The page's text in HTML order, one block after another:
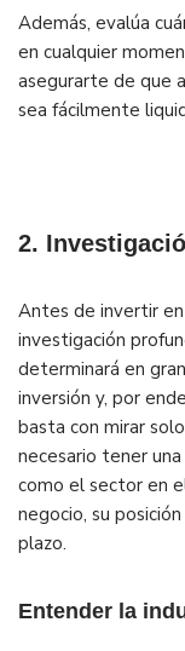
Además, evalúa
en cualquier
asegurarte de que
sea fácilmente
2.
Antes de invertir en
investigación
determinará en
inversión y, por
basta con mirar
necesario tener
como el sector en
negocio, su
plazo.
Entender la